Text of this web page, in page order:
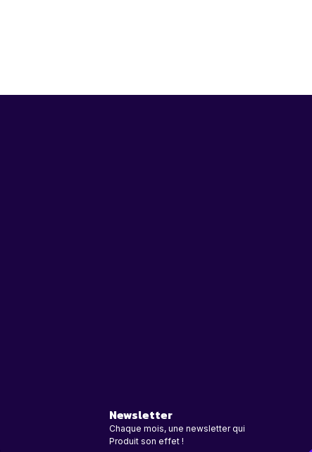
Newsletter
Chaque mois, une newsletter qui
Produit son effet !